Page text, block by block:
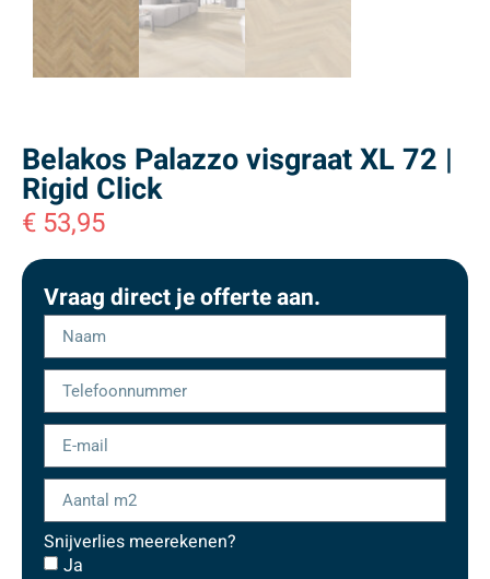
Belakos Palazzo visgraat XL 72 |
Rigid Click
€ 53,95
Vraag direct je offerte aan.
Snijverlies meerekenen?
Ja